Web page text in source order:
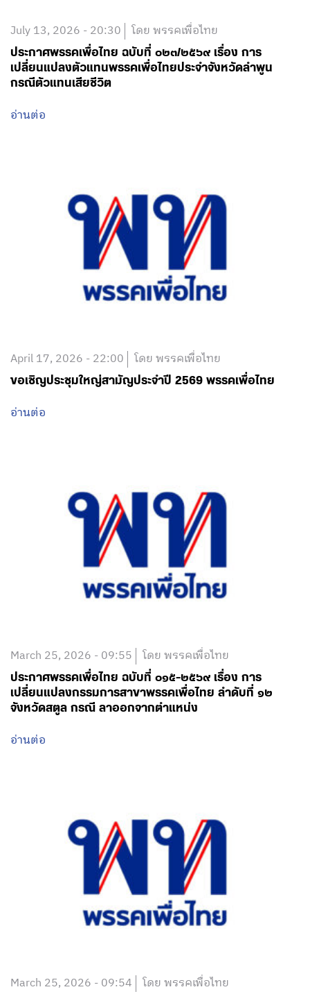
July 13, 2026 - 20:30 โดย พรรคเพื่อไทย
ประกาศพรรคเพื่อไทย ฉบับที่ ๐๒๓/๒๕๖๙ เรื่อง การ
เปลี่ยนแปลงตัวแทนพรรคเพื่อไทยประจำจังหวัดลำพูน
กรณีตัวแทนเสียชีวิต
อ่านต่อ
April 17, 2026 - 22:00 โดย พรรคเพื่อไทย
ขอเชิญประชุมใหญ่สามัญประจำปี 2569 พรรคเพื่อไทย
อ่านต่อ
March 25, 2026 - 09:55 โดย พรรคเพื่อไทย
ประกาศพรรคเพื่อไทย ฉบับที่ ๐๑๕-๒๕๖๙ เรื่อง การ
เปลี่ยนแปลงกรรมการสาขาพรรคเพื่อไทย ลำดับที่ ๑๒
จังหวัดสตูล กรณี ลาออกจากตำแหน่ง
อ่านต่อ
March 25, 2026 - 09:54 โดย พรรคเพื่อไทย